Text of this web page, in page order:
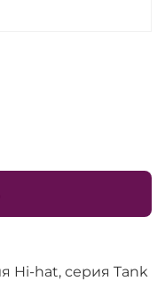
Hi-hat, серия Tank